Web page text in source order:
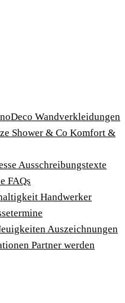
Wandverkleidungen
Shower & Co Komfort &
Ausschreibungstexte
FAQs
Handwerker
Auszeichnungen
Partner werden